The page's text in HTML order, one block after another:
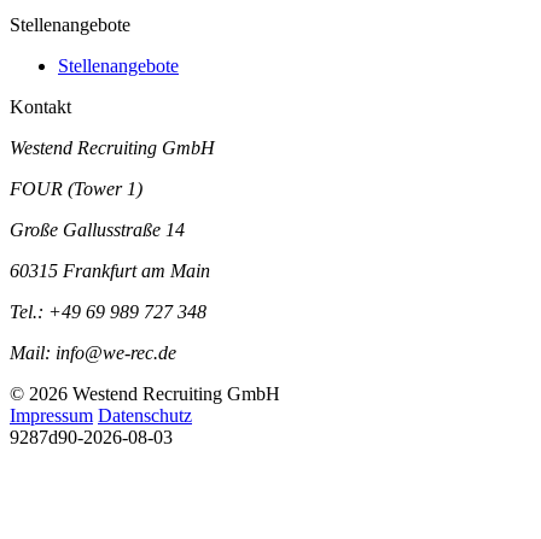
Stellenangebote
Stellenangebote
Kontakt
Westend Recruiting GmbH
FOUR (Tower 1)
Große Gallusstraße 14
60315 Frankfurt am Main
Tel.: +49 69 989 727 348
Mail: info@we-rec.de
© 2026 Westend Recruiting GmbH
Impressum Datenschutz
9287d90-2026-08-03